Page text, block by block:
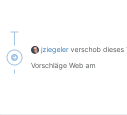
jziegeler verschob dieses
Vorschläge Web am